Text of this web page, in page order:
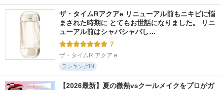
ザ・タイムRアクアe リニューアル前もニキビに悩
まされた時期に とてもお世話になりました。 リニ
ューアル前はシャバシャバし…
7
ザ・タイムR アクア e
ランキングIN
【2026最新】夏の微熱vsクールメイクをプロがガ